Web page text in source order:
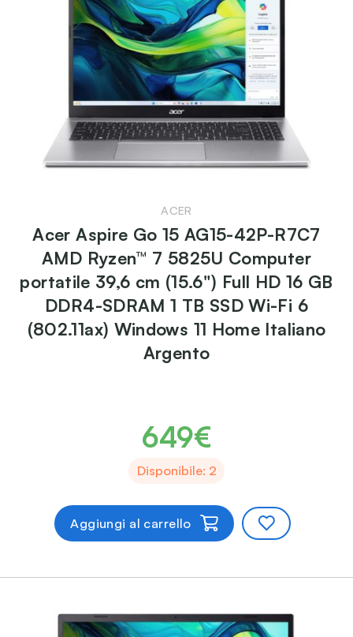
ACER
Acer Aspire Go 15 AG15-42P-R7C7
AMD Ryzen™ 7 5825U Computer
portatile 39,6 cm (15.6") Full HD 16 GB
DDR4-SDRAM 1 TB SSD Wi-Fi 6
(802.11ax) Windows 11 Home Italiano
Argento
649€
Disponibile: 2
Aggiungi al carrello